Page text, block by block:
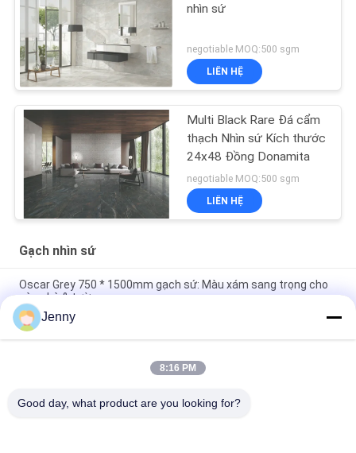
nhìn sứ
negotiable MOQ:500 sgm
LIÊN HỆ
Multi Black Rare Đá cẩm
thạch Nhìn sứ Kích thước
24x48 Đồng Donamita
negotiable MOQ:500 sgm
LIÊN HỆ
Gạch nhìn sứ
Oscar Grey 750 * 1500mm gạch sứ: Màu xám sang trọng cho
sàn nhà & tường
Lớp gạch sứ màu xám mây: 750 * 1500mm, dày 9,5mm, kết
thúc như đá cẩm thạch
Gạch sứ màu xám tinh khiết: Độ dày 9,5mm, Màu xám sạch sẽ
Jenny
8:16 PM
Good day, what product are you looking for?